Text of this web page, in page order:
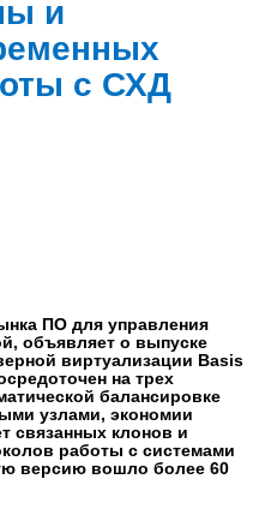
и
с СХД
ПО для управления
объявляет о выпуске
виртуализации Basis
на трех
балансировке
узлами, экономии
связанных клонов и
работы с системами
версию вошло более 60